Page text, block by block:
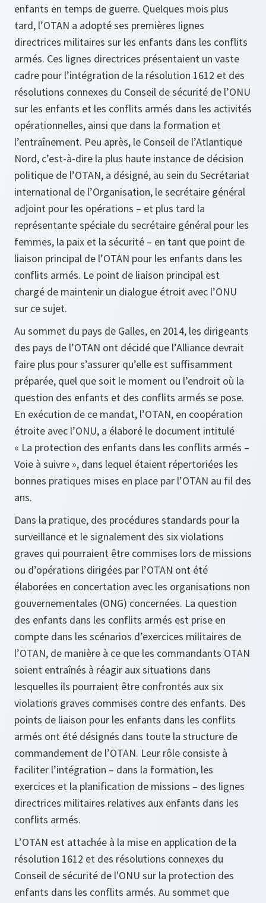
enfants en temps de guerre. Quelques mois plus
tard, l’OTAN a adopté ses premières lignes
directrices militaires sur les enfants dans les conflits
armés. Ces lignes directrices présentaient un vaste
cadre pour l’intégration de la résolution 1612 et des
résolutions connexes du Conseil de sécurité de l’ONU
sur les enfants et les conflits armés dans les activités
opérationnelles, ainsi que dans la formation et
l’entraînement. Peu après, le Conseil de l’Atlantique
Nord, c’est-à-dire la plus haute instance de décision
politique de l’OTAN, a désigné, au sein du Secrétariat
international de l’Organisation, le secrétaire général
adjoint pour les opérations – et plus tard la
représentante spéciale du secrétaire général pour les
femmes, la paix et la sécurité – en tant que point de
liaison principal de l’OTAN pour les enfants dans les
conflits armés. Le point de liaison principal est
chargé de maintenir un dialogue étroit avec l’ONU
sur ce sujet.
Au sommet du pays de Galles, en 2014, les dirigeants
des pays de l’OTAN ont décidé que l’Alliance devrait
faire plus pour s’assurer qu’elle est suffisamment
préparée, quel que soit le moment ou l’endroit où la
question des enfants et des conflits armés se pose.
En exécution de ce mandat, l’OTAN, en coopération
étroite avec l’ONU, a élaboré le document intitulé
« La protection des enfants dans les conflits armés –
Voie à suivre », dans lequel étaient répertoriées les
bonnes pratiques mises en place par l’OTAN au fil des
ans.
Dans la pratique, des procédures standards pour la
surveillance et le signalement des six violations
graves qui pourraient être commises lors de missions
ou d’opérations dirigées par l’OTAN ont été
élaborées en concertation avec les organisations non
gouvernementales (ONG) concernées. La question
des enfants dans les conflits armés est prise en
compte dans les scénarios d’exercices militaires de
l’OTAN, de manière à ce que les commandants OTAN
soient entraînés à réagir aux situations dans
lesquelles ils pourraient être confrontés aux six
violations graves commises contre des enfants. Des
points de liaison pour les enfants dans les conflits
armés ont été désignés dans toute la structure de
commandement de l’OTAN. Leur rôle consiste à
faciliter l’intégration – dans la formation, les
exercices et la planification de missions – des lignes
directrices militaires relatives aux enfants dans les
conflits armés.
L’OTAN est attachée à la mise en application de la
résolution 1612 et des résolutions connexes du
Conseil de sécurité de l'ONU sur la protection des
enfants dans les conflits armés. Au sommet que